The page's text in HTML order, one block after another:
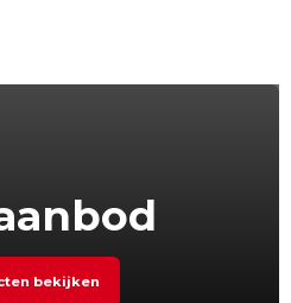
bekijken